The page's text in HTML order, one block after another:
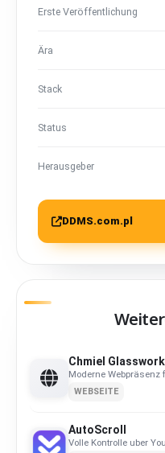
Erste Veröffentlichung
Ära
Stack
Status
Herausgeber
DDMS.com.pl
Chmiel
Moderne
WEBSEITE
AutoScroll
Volle Kontrolle uber